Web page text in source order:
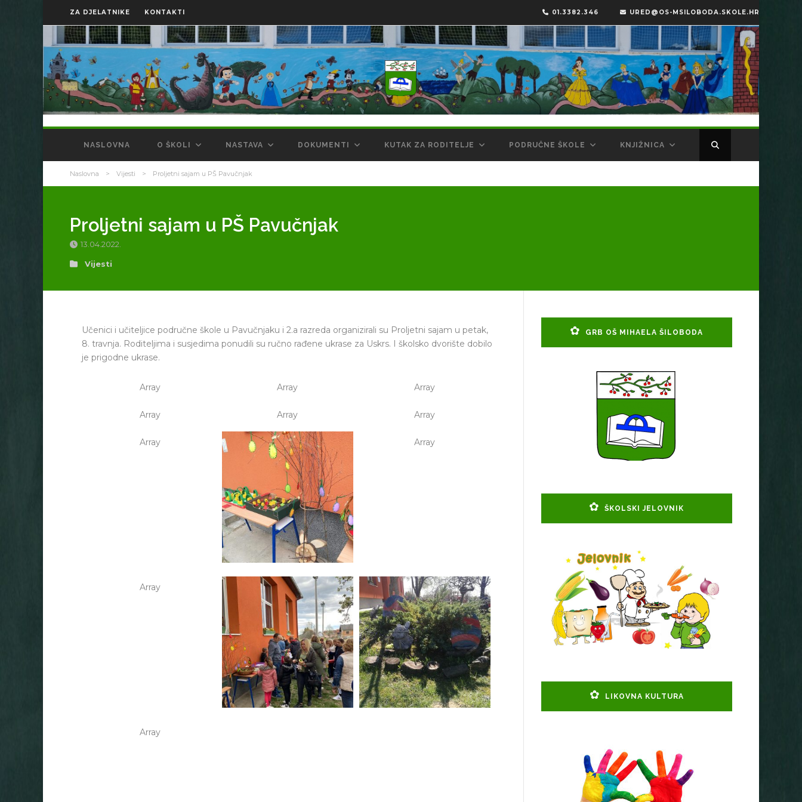
ZA DJELATNIKE KONTAKTI 01.3382.346 URED@OS-MSILOBODA.SKOLE.HR
NASLOVNA O ŠKOLI NASTAVA DOKUMENTI KUTAK ZA RODITELJE PODRUČNE ŠKOLE KNJIŽNICA
Naslovna > Vijesti > Proljetni sajam u PŠ Pavučnjak
Proljetni sajam u PŠ Pavučnjak
13.04.2022.
Vijesti
Učenici i učiteljice područne škole u Pavučnjaku i 2.a razreda organizirali su Proljetni sajam u petak,
8. travnja. Roditeljima i susjedima ponudili su ručno rađene ukrase za Uskrs. I školsko dvorište dobilo
je prigodne ukrase.
Array Array Array
Array Array Array
Array Array
Array
Array
GRB OŠ MIHAELA ŠILOBODA
ŠKOLSKI JELOVNIK
LIKOVNA KULTURA